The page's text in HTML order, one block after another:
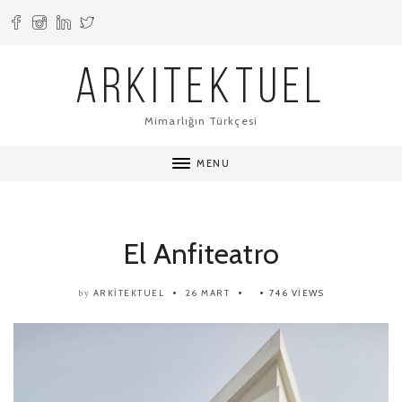
ARKITEKTUEL
Mimarlığın Türkçesi
MENU
El Anfiteatro
by ARKITEKTUEL 26 MART 746 VIEWS